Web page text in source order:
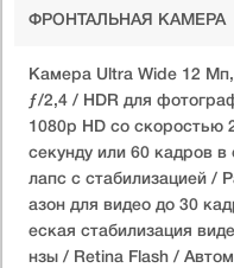
ФРОНТАЛЬНАЯ КАМЕРА
Камера Ultra Wide 12
ƒ/2,4 / HDR для
1080p HD со скоростью
секунду или 60 кадров
лапс с стабилизацией /
азон для видео до 30
еская стабилизация
нзы / Retina Flash /